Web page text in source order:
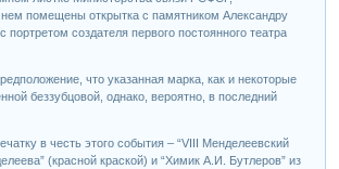
помещены открытка с памятником Александру
создателя первого постоянного театра
что указанная марка, как и некоторые
беззубцовой, однако, вероятно, в последний
в честь этого события – “VIII Менделеевский
(красной краской) и “Химик А.И. Бутлеров” из